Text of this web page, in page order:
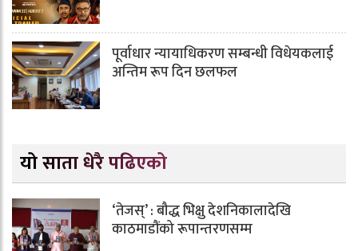
पूर्वाधार न्यायाधिकरण सम्बन्धी विधेयकलाई
अन्तिम रूप दिन छलफल
यो साता धेरै पढिएको
‘तेजस्’ : बौद्ध भिक्षु देशनिकालादेखि
काठमाडौंको रूपान्तरणसम्म